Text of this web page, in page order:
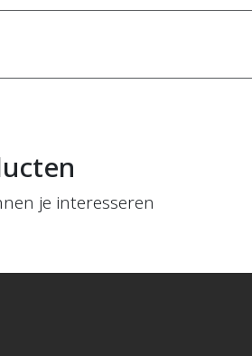
je interesseren